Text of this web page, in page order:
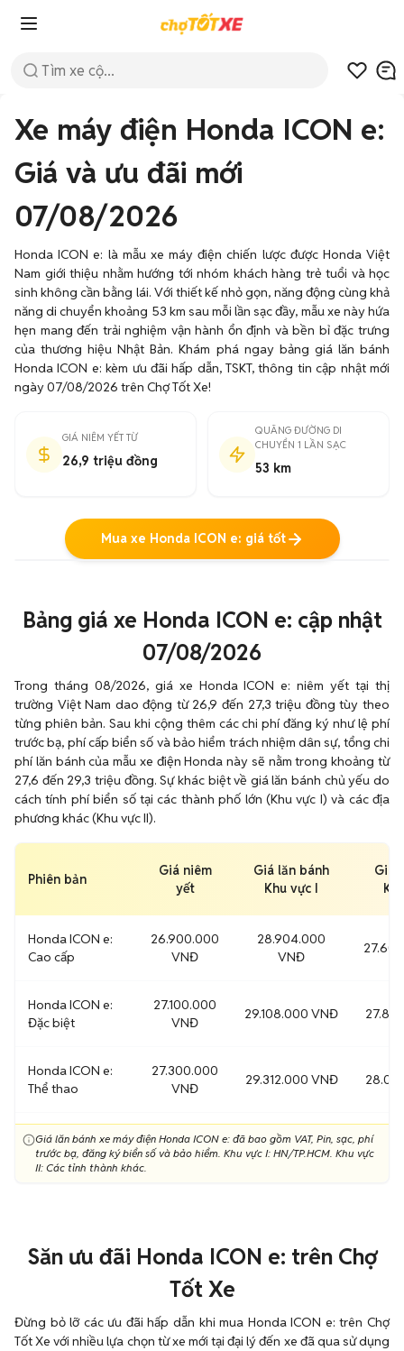
Xe máy điện Honda ICON e:
Giá và ưu đãi mới
07/08/2026
Honda ICON e: là mẫu xe máy điện chiến lược được Honda Việt
Nam giới thiệu nhằm hướng tới nhóm khách hàng trẻ tuổi và học
sinh không cần bằng lái. Với thiết kế nhỏ gọn, năng động cùng khả
năng di chuyển khoảng 53 km sau mỗi lần sạc đầy, mẫu xe này hứa
hẹn mang đến trải nghiệm vận hành ổn định và bền bỉ đặc trưng
của thương hiệu Nhật Bản. Khám phá ngay bảng giá lăn bánh
Honda ICON e: kèm ưu đãi hấp dẫn, TSKT, thông tin cập nhật mới
ngày 07/08/2026 trên Chợ Tốt Xe!
GIÁ NIÊM YẾT TỪ
26,9 triệu đồng
QUÃNG ĐƯỜNG DI
CHUYỂN 1 LẦN SẠC
53 km
Mua xe Honda ICON e: giá tốt
Bảng giá xe Honda ICON e: cập nhật
07/08/2026
Trong tháng 08/2026, giá xe Honda ICON e: niêm yết tại thị
trường Việt Nam dao động từ 26,9 đến 27,3 triệu đồng tùy theo
từng phiên bản. Sau khi cộng thêm các chi phí đăng ký như lệ phí
trước bạ, phí cấp biển số và bảo hiểm trách nhiệm dân sự, tổng chi
phí lăn bánh của mẫu xe điện Honda này sẽ nằm trong khoảng từ
27,6 đến 29,3 triệu đồng. Sự khác biệt về giá lăn bánh chủ yếu do
cách tính phí biển số tại các thành phố lớn (Khu vực I) và các địa
phương khác (Khu vực II).
Phiên bản
Giá niêm
yết
Giá lăn bánh
Khu vực I
Giá
Honda ICON e:
Cao cấp
26.900.000
VNĐ
28.904.000
VNĐ
Honda ICON e:
Đặc biệt
27.100.000
VNĐ
29.108.000 VNĐ
Honda ICON e:
Thể thao
27.300.000
VNĐ
29.312.000 VNĐ
Giá lăn bánh xe máy điện Honda ICON e: đã bao gồm VAT, Pin, sạc, phí
trước bạ, đăng ký biển số và bảo hiểm. Khu vực I: HN/TP.HCM. Khu vực
II: Các tỉnh thành khác.
Săn ưu đãi Honda ICON e: trên Chợ
Tốt Xe
Đừng bỏ lỡ các ưu đãi hấp dẫn khi mua Honda ICON e: trên Chợ
Tốt Xe với nhiều lựa chọn từ xe mới tại đại lý đến xe đã qua sử dụng